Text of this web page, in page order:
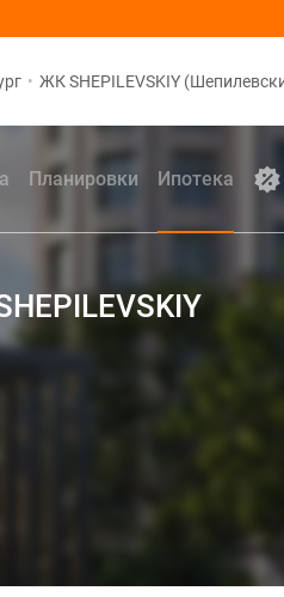
• ЖК SHEPILEVSKIY
Планировки Ипотека